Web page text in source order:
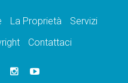
La Proprietà
Servizi
Contattaci